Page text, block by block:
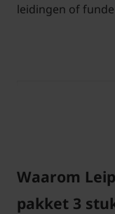
leidingen of
Stamhoogte
Waarom
pakket 3